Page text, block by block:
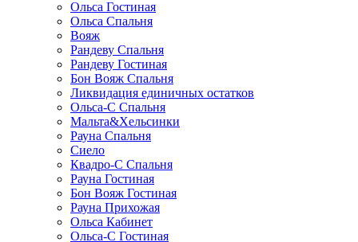
Ольса Гостиная
Ольса Спальня
Вояж
Рандеву Спальня
Рандеву Гостиная
Бон Вояж Спальня
Ликвидация единичных остатков
Ольса-С Спальня
Мальта&Хельсинки
Рауна Спальня
Сиело
Квадро-С Спальня
Рауна Гостиная
Бон Вояж Гостиная
Рауна Прихожая
Ольса Кабинет
Ольса-С Гостиная